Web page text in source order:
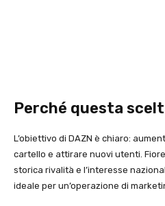
Perché questa
L’obiettivo di DAZN è chiaro:
cartello e attirare nuovi utenti.
storica rivalità e l’interesse
ideale per un’operazione di